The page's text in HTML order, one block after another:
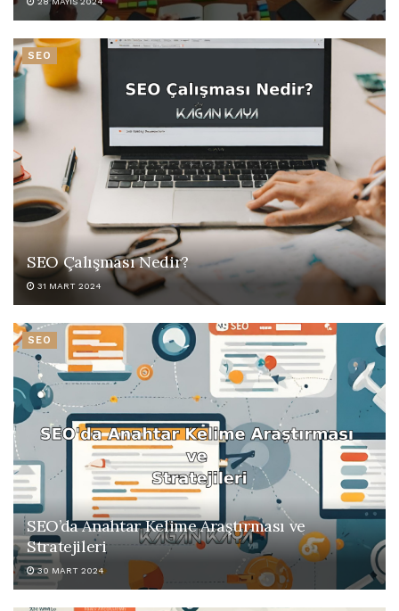
SEO
SEO Çalışması Nedir?
31 MART 2024
SEO
SEO’da Anahtar Kelime Araştırması ve
Stratejileri
30 MART 2024